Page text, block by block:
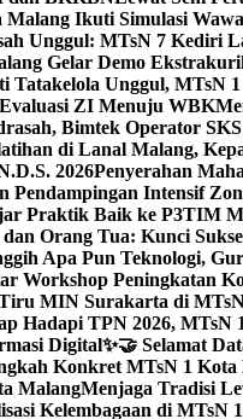
Ikuti Simulasi
Unggul: MTsN 7 Kediri
Gelar Demo
Tatakelola Unggul, MTsN
ZI Menuju WBK
Bimtek Operator
di Lanal Malang,
2026Penyerahan
Intensif
Praktik Baik ke P3TIM
Orang Tua: Kunci
Apa Pun Teknologi,
Workshop Peningkatan
MIN Surakarta di
Hadapi TPN 2026,
Digital✨🤝 Selamat
Konkret MTsN 1
MalangMenjaga Tradisi
Kelembagaan di MTsN